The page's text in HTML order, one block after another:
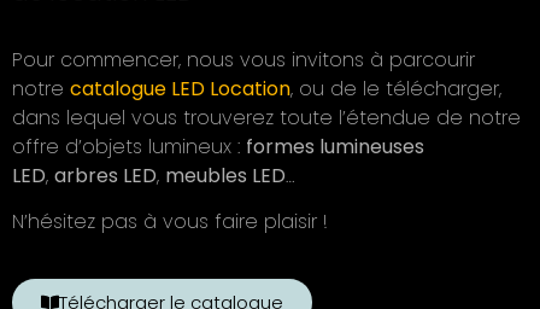
Pour commencer, nous vous invitons à parcourir
notre catalogue LED Location, ou de le télécharger,
dans lequel vous trouverez toute l’étendue de notre
offre d’objets lumineux : formes lumineuses
LED, arbres LED, meubles LED…
N’hésitez pas à vous faire plaisir !
Télécharger le catalogue